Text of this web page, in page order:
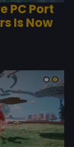
PC Port
Is Now